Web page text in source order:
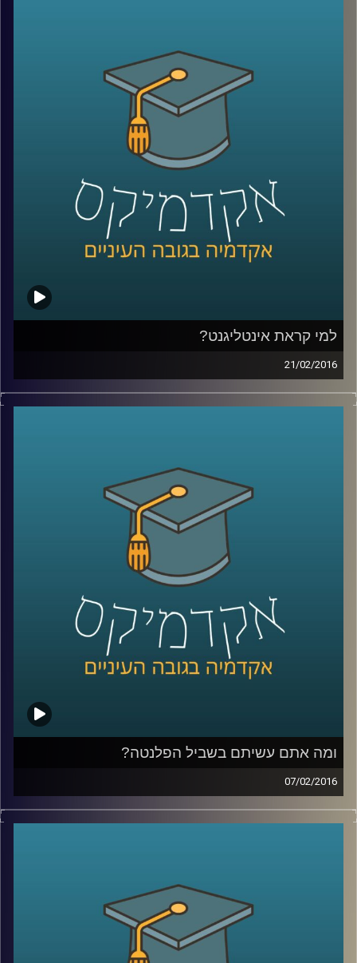
אפשר לעשות עם זה? דוקטור שרית סמילה-סנד
חוקרת פילוסופיה של מוסר, ושואלת שאלות
מוסריות הקשורות בהשפעתה של תחושת
האמפתיה בין בני האדם וביכולתה לשפר את
היחסים בין אדם לחברו. העיסוק הפילוסופי הופך
.
קרדיט תמונות:AudioVersity
למי קראת אינטליגנט?
21/02/2016
דוקטור הדס אראל חוקרת אינטליגנציה – מהי?
שאולי קשה לקבל ולהודות בו: כל דור חכם
מקודמו. מצד שני, המבחנים לא השתנו כבר
הרבה מאוד שנים, ויתכן והמדדים שלהם איבדו
משהו מהרלוונטיות שלהם. בואו ללמוד על
קרדיט תמונות: AudioVersity
ומה אתם עשיתם בשביל הפלנטה?
07/02/2016
פרופסור אורי מרינוב מביא איתו רוח אופטימית
ישראל: משאב המים והים בה והשינויים בתחום
התחבורה הציבורית. אל תשבו שלובי רגליים –
התחילו לפעול למען כדור ארץ קריר יותר,
שמסוגל לשרוד את התרבות הטכנולוגית שלנו